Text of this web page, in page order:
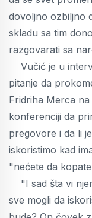
dovoljno ozbiljno
skladu sa tim
razgovarati sa
Vučić je u
pitanje da
Fridriha Merca
konferenciji da
pregovore i da li
iskoristimo kad
"nećete da
"I sad šta vi
sve mogli da